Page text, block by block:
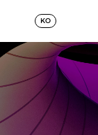
KO